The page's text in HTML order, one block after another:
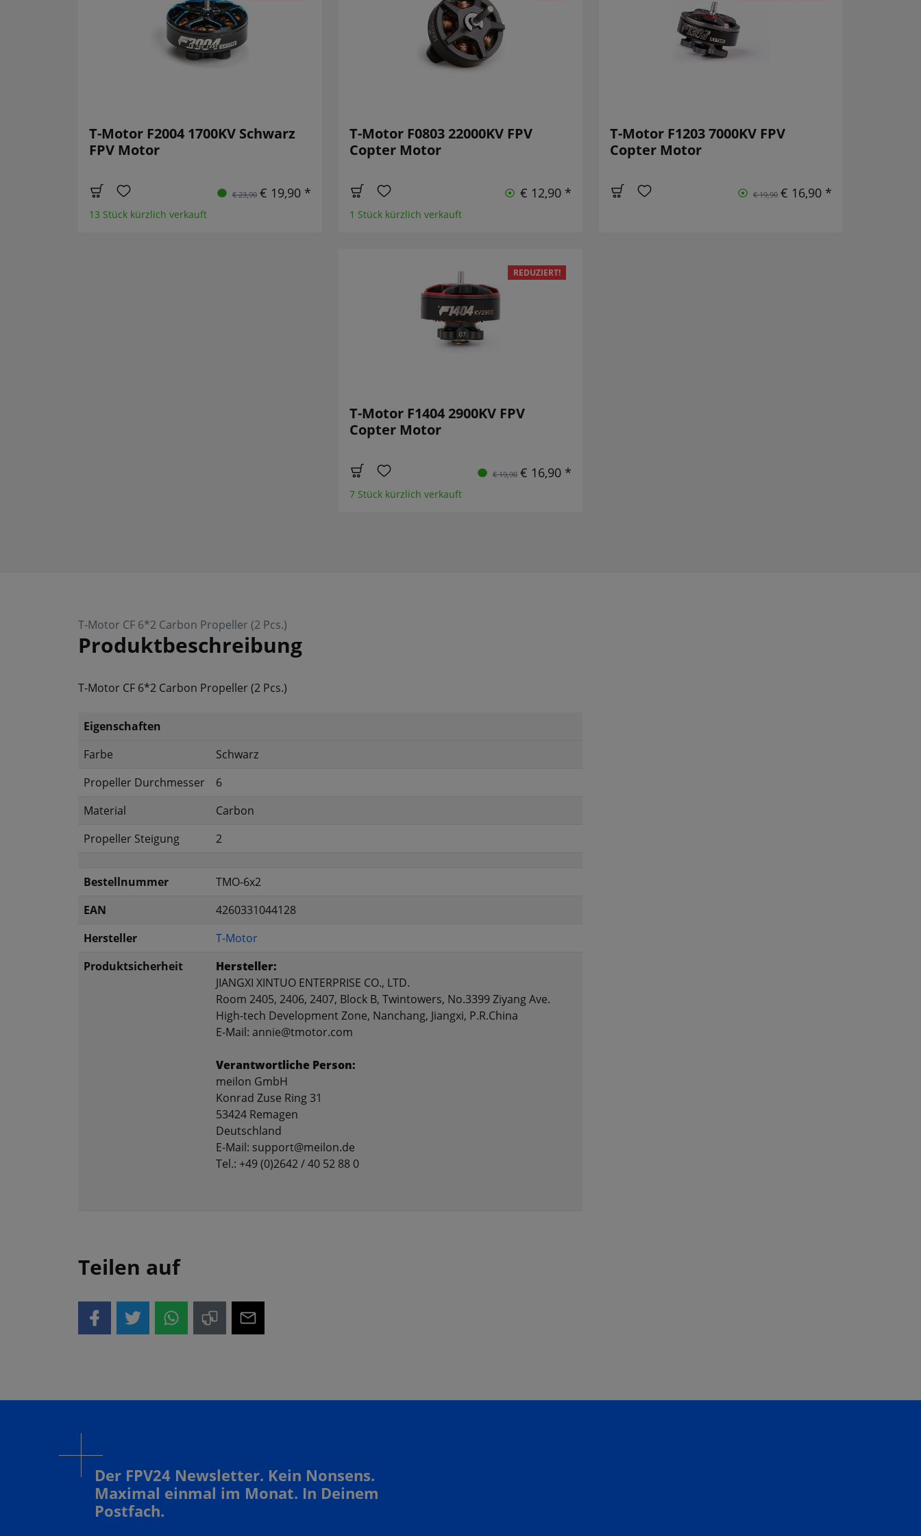
T-Motor F2004 1700KV Schwarz
FPV Motor
€ 23,90 € 19,90 *
13 Stück kürzlich verkauft
T-Motor F0803 22000KV FPV
Copter Motor
€ 12,90 *
1 Stück kürzlich verkauft
T-Motor F1203 7000KV FPV
Copter Motor
€ 19,90 € 16,90 *
REDUZIERT!
T-Motor F1404 2900KV FPV
Copter Motor
€ 19,90 € 16,90 *
7 Stück kürzlich verkauft
T-Motor CF 6*2 Carbon Propeller (2 Pcs.)
Produktbeschreibung
T-Motor CF 6*2 Carbon Propeller (2 Pcs.)
Eigenschaften
Farbe
Schwarz
Propeller Durchmesser
6
Material
Carbon
Propeller Steigung
2
Bestellnummer
TMO-6x2
EAN
4260331044128
Hersteller
T-Motor
Produktsicherheit
Hersteller:
JIANGXI XINTUO ENTERPRISE CO., LTD.
Room 2405, 2406, 2407, Block B, Twintowers, No.3399 Ziyang Ave.
High-tech Development Zone, Nanchang, Jiangxi, P.R.China
E-Mail: annie@tmotor.com
Verantwortliche Person:
meilon GmbH
Konrad Zuse Ring 31
53424 Remagen
Deutschland
E-Mail: support@meilon.de
Tel.: +49 (0)2642 / 40 52 88 0
Teilen auf
Der FPV24 Newsletter. Kein Nonsens.
Maximal einmal im Monat. In Deinem
Postfach.